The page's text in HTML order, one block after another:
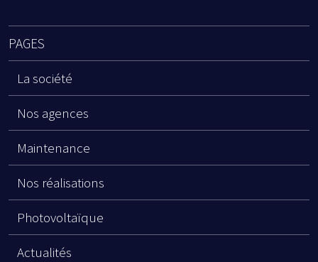
PAGES
La société
Nos agences
Maintenance
Nos réalisations
Photovoltaïque
Actualités